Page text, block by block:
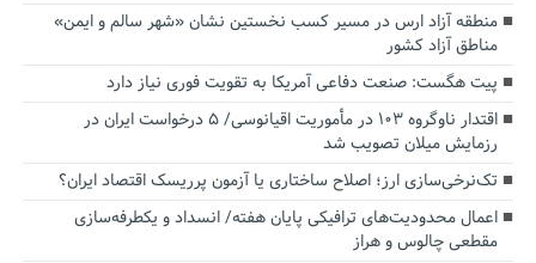
منطقه آزاد ارس در مسیر کسب نخستین نشان «شهر سالم و ایمن»
مناطق آزاد کشور
پیت هگست: صنعت دفاعی آمریکا به تقویت فوری نیاز دارد
اقتدار ناوگروه ۱۰۳ در مأموریت‌ اقیانوسی/ ۵ درخواست ایران در
رزمایش میلان تصویب شد
تک‌نرخی‌سازی ارز؛ اصلاح ساختاری یا آزمون پرریسک اقتصاد ایران؟
اعمال محدودیت‌های ترافیکی پایان هفته/ انسداد و یکطرفه‌سازی
مقطعی چالوس و هراز